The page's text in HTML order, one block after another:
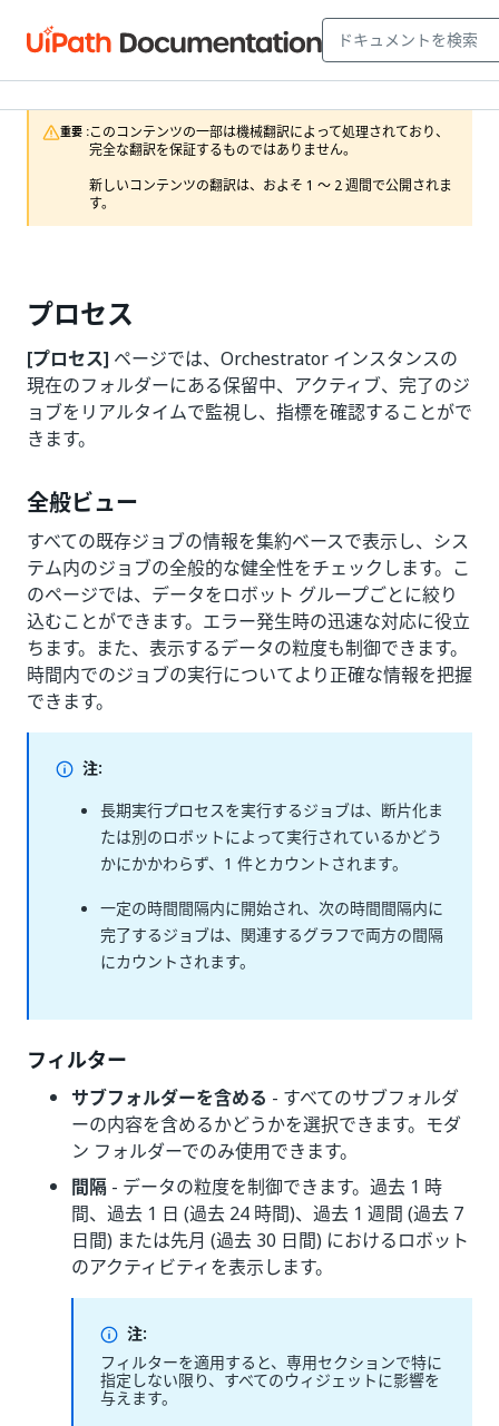
重要 :このコンテンツの一部は機械翻訳によって処理されており、
完全な翻訳を保証するものではありません。
新しいコンテンツの翻訳は、およそ 1 ～ 2 週間で公開されま
す。
プロセス
[プロセス] ページでは、Orchestrator インスタンスの
現在のフォルダーにある保留中、アクティブ、完了のジ
ョブをリアルタイムで監視し、指標を確認することがで
きます。
全般ビュー
すべての既存ジョブの情報を集約ベースで表示し、シス
テム内のジョブの全般的な健全性をチェックします。こ
のページでは、データをロボット グループごとに絞り
込むことができます。エラー発生時の迅速な対応に役立
ちます。また、表示するデータの粒度も制御できます。
時間内でのジョブの実行についてより正確な情報を把握
できます。
注:
長期実行プロセスを実行するジョブは、断片化ま
たは別のロボットによって実行されているかどう
かにかかわらず、1 件とカウントされます。
一定の時間間隔内に開始され、次の時間間隔内に
完了するジョブは、関連するグラフで両方の間隔
にカウントされます。
フィルター
サブフォルダーを含める - すべてのサブフォルダ
ーの内容を含めるかどうかを選択できます。モダ
ン フォルダーでのみ使用できます。
間隔 - データの粒度を制御できます。過去 1 時
間、過去 1 日 (過去 24 時間)、過去 1 週間 (過去 7
日間) または先月 (過去 30 日間) におけるロボット
のアクティビティを表示します。
注:
フィルターを適用すると、専用セクションで特に
指定しない限り、すべてのウィジェットに影響を
与えます。